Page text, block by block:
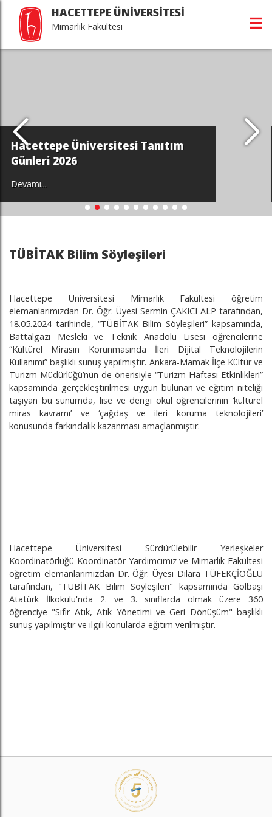
HACETTEPE ÜNİVERSİTESİ
Mimarlık Fakültesi
Dünya Çevre Günü -
TÜBİTAK Bilim Söyleşileri
Hacettepe Üniversitesi Mimarlık Fakültesi öğretim
elemanlarımızdan Dr. Öğr. Üyesi Sermin ÇAKICI ALP tarafından,
18.05.2024 tarihinde, “TÜBİTAK Bilim Söyleşileri” kapsamında,
Battalgazi Mesleki ve Teknik Anadolu Lisesi öğrencilerine
“Kültürel Mirasın Korunmasında İleri Dijital Teknolojilerin
Kullanımı” başlıklı sunuş yapılmıştır. Ankara-Mamak İlçe Kültür ve
Turizm Müdürlüğü’nün de önerisiyle “Turizm Haftası Etkinlikleri”
kapsamında gerçekleştirilmesi uygun bulunan ve eğitim niteliği
taşıyan bu sunumda, lise ve dengi okul öğrencilerinin ‘kültürel
miras kavramı’ ve ‘çağdaş ve ileri koruma teknolojileri’
konusunda farkındalık kazanması amaçlanmıştır.
Hacettepe Üniversitesi Sürdürülebilir Yerleşkeler
Koordinatörlüğü Koordinatör Yardımcımız ve Mimarlık Fakültesi
öğretim elemanlarımızdan Dr. Öğr. Üyesi Dilara TÜFEKÇİOĞLU
tarafından, "TÜBİTAK Bilim Söyleşileri" kapsamında Gölbaşı
Atatürk İlkokulu'nda 2. ve 3. sınıflarda olmak üzere 360
öğrenciye "Sıfır Atık, Atık Yönetimi ve Geri Dönüşüm" başlıklı
sunuş yapılmıştır ve ilgili konularda eğitim verilmiştir.